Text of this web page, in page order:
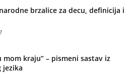
brzalice za decu, definicija i
mom kraju” – pismeni sastav iz
jezika